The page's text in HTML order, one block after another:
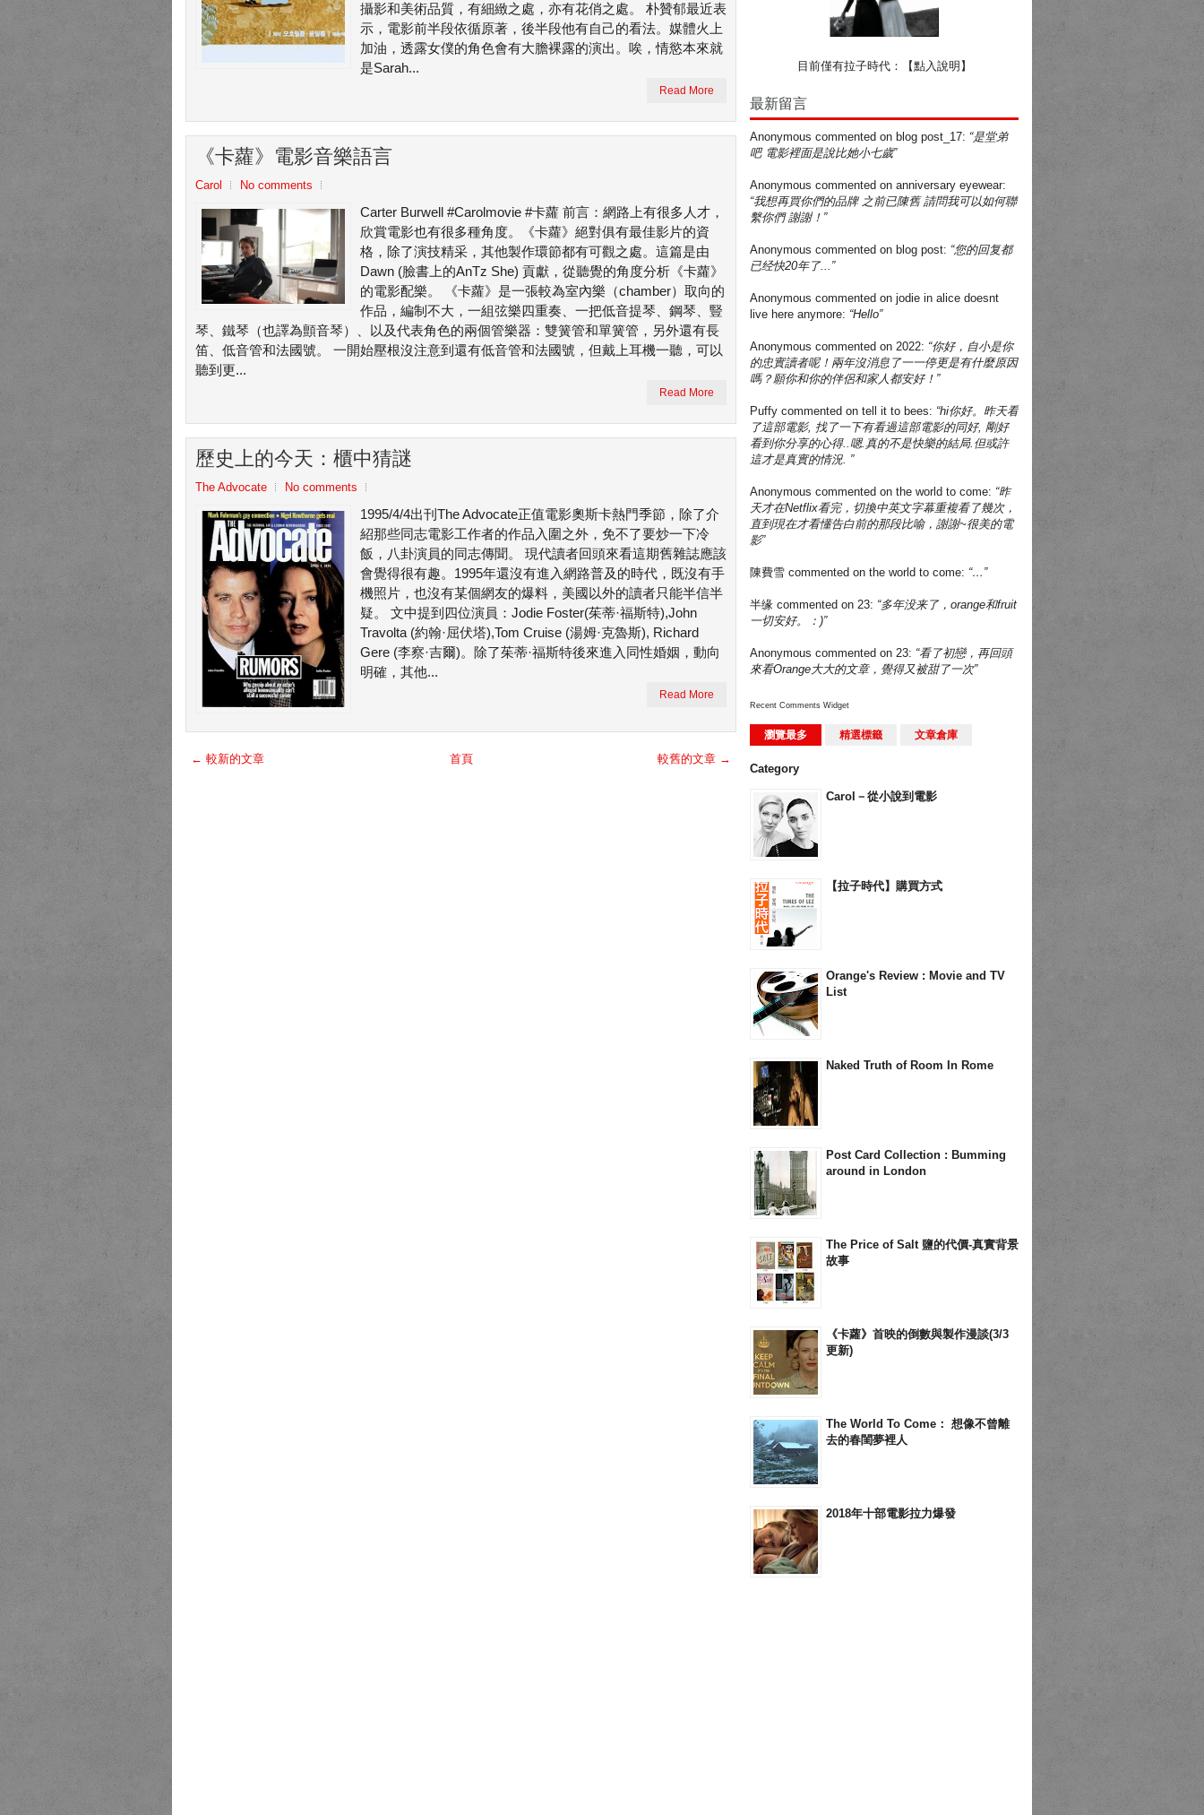
攝影和美術品質，有細緻之處，亦有花俏之處。 朴贊郁最近表
示，電影前半段依循原著，後半段他有自己的看法。媒體火上
加油，透露女僕的角色會有大膽裸露的演出。唉，情慾本來就
是Sarah...
Read More
《卡蘿》電影音樂語言
Carol No comments
Carter Burwell #Carolmovie #卡蘿 前言：網路上有很多人才，
欣賞電影也有很多種角度。《卡蘿》絕對俱有最佳影片的資
格，除了演技精采，其他製作環節都有可觀之處。這篇是由
Dawn (臉書上的AnTz She) 貢獻，從聽覺的角度分析《卡蘿》
的電影配樂。 《卡蘿》是一張較為室內樂（chamber）取向的
作品，編制不大，一組弦樂四重奏、一把低音提琴、鋼琴、豎
琴、鐵琴（也譯為顫音琴）、以及代表角色的兩個管樂器：雙簧管和單簧管，另外還有長
笛、低音管和法國號。 一開始壓根沒注意到還有低音管和法國號，但戴上耳機一聽，可以
聽到更...
Read More
歷史上的今天：櫃中猜謎
The Advocate No comments
1995/4/4出刊The Advocate正值電影奧斯卡熱門季節，除了介
紹那些同志電影工作者的作品入圍之外，免不了要炒一下冷
飯，八卦演員的同志傳聞。 現代讀者回頭來看這期舊雜誌應該
會覺得很有趣。1995年還沒有進入網路普及的時代，既沒有手
機照片，也沒有某個網友的爆料，美國以外的讀者只能半信半
疑。 文中提到四位演員：Jodie Foster(茱蒂·福斯特),John
Travolta (約翰·屈伏塔),Tom Cruise (湯姆·克魯斯), Richard
Gere (李察·吉爾)。除了茱蒂·福斯特後來進入同性婚姻，動向
明確，其他...
Read More
← 較新的文章 較舊的文章 →
首頁
目前僅有拉子時代： 【點入說明】
最新留言
Anonymous commented on blog post_17: “是堂弟
吧 電影裡面是說比她小七歲”
Anonymous commented on anniversary eyewear:
“我想再買你們的品牌 之前已陳舊 請問我可以如何聯
繫你們 謝謝！”
Anonymous commented on blog post: “您的回复都
已经快20年了...”
Anonymous commented on jodie in alice doesnt
live here anymore: “Hello”
Anonymous commented on 2022: “你好，自小是你
的忠實讀者呢！兩年沒消息了一一停更是有什麼原因
嗎？願你和你的伴侶和家人都安好！”
Puffy commented on tell it to bees: “hi你好。昨天看
了這部電影, 找了一下有看過這部電影的同好, 剛好
看到你分享的心得..嗯.真的不是快樂的結局.但或許
這才是真實的情況. ”
Anonymous commented on the world to come: “昨
天才在Netflix看完，切換中英文字幕重複看了幾次，
直到現在才看懂告白前的那段比喻，謝謝~很美的電
影”
陳費雪 commented on the world to come: “…”
半缘 commented on 23: “多年没来了，orange和fruit
一切安好。：)”
Anonymous commented on 23: “看了初戀，再回頭
來看Orange大大的文章，覺得又被甜了一次”
Recent Comments Widget
瀏覽最多 精選標籤 文章倉庫
Category
Carol－從小說到電影
【拉子時代】購買方式
Orange's Review : Movie and TV
List
Naked Truth of Room In Rome
Post Card Collection : Bumming
around in London
The Price of Salt 鹽的代價-真實背景
故事
《卡蘿》首映的倒數與製作漫談(3/3
更新)
The World To Come： 想像不曾離
去的春閨夢裡人
2018年十部電影拉力爆發